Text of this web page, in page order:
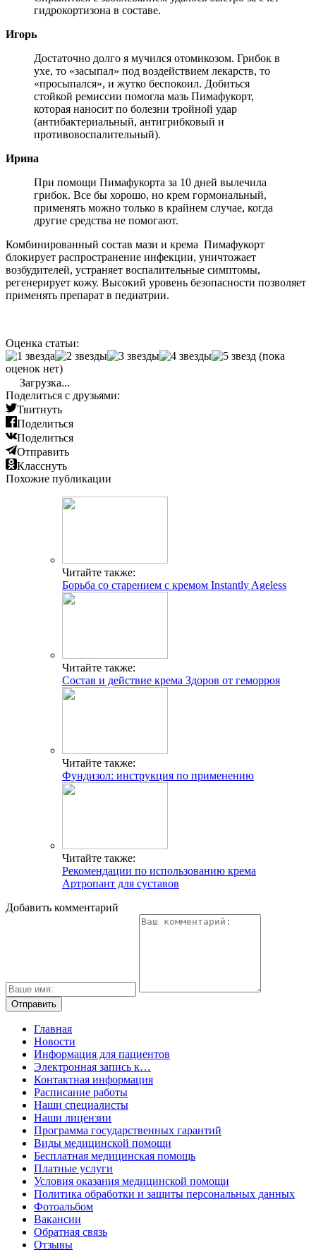
гидрокортизона в составе.
Игорь
Достаточно долго я мучился отомикозом. Грибок в
ухе, то «засыпал» под воздействием лекарств, то
«просыпался», и жутко беспокоил. Добиться
стойкой ремиссии помогла мазь Пимафукорт,
которая наносит по болезни тройной удар
(антибактериальный, антигрибковый и
противовоспалительный).
Ирина
При помощи Пимафукорта за 10 дней вылечила
грибок. Все бы хорошо, но крем гормональный,
применять можно только в крайнем случае, когда
другие средства не помогают.
Комбинированный состав мази и крема Пимафукорт
блокирует распространение инфекции, уничтожает
возбудителей, устраняет воспалительные симптомы,
регенерирует кожу. Высокий уровень безопасности позволяет
применять препарат в педиатрии.
Оценка статьи:
(пока
оценок нет)
Загрузка...
Поделиться с друзьями:
Твитнуть
Поделиться
Поделиться
Отправить
Класснуть
Похожие публикации
Читайте также:
Борьба со старением с кремом Instantly Ageless
Читайте также:
Состав и действие крема Здоров от геморроя
Читайте также:
Фундизол: инструкция по применению
Читайте также:
Рекомендации по использованию крема
Артропант для суставов
Добавить комментарий
Главная
Новости
Информация для пациентов
Электронная запись к…
Контактная информация
Расписание работы
Наши специалисты
Наши лицензии
Программа государственных гарантий
Виды медицинской помощи
Бесплатная медицинская помощь
Платные услуги
Условия оказания медицинской помощи
Политика обработки и защиты персональных данных
Фотоальбом
Вакансии
Обратная связь
Отзывы